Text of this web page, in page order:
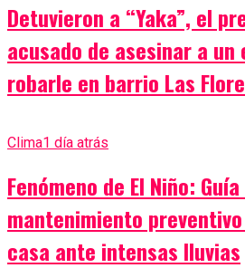
Detuvieron a “Yaka”, el
acusado de asesinar a
robarle en barrio Las
Clima1 día atrás
Fenómeno de El Niño:
mantenimiento
casa ante intensas lluvias